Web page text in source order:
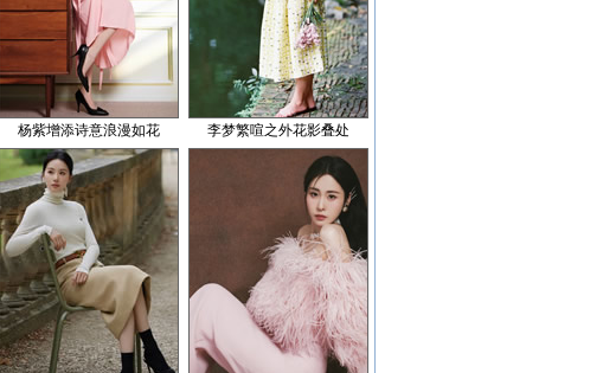
杨紫增添诗意浪漫如花 李梦繁喧之外花影叠处